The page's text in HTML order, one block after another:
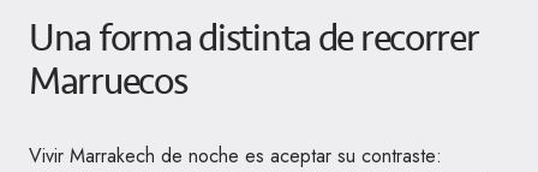
Una forma distinta de recorrer
Marruecos
Vivir Marrakech de noche es aceptar su contraste: